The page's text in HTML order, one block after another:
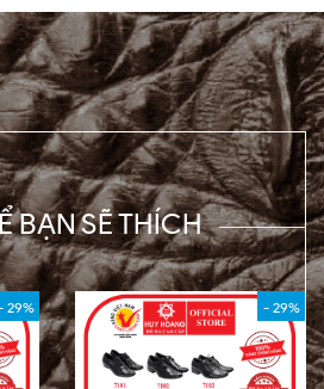
BẠN SẼ THÍCH
29% - 29%